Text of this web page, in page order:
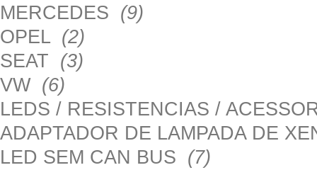
MERCEDES (9)
OPEL (2)
SEAT (3)
VW (6)
LEDS / RESISTENCIAS /
ADAPTADOR DE LAMPADA DE
LED SEM CAN BUS (7)